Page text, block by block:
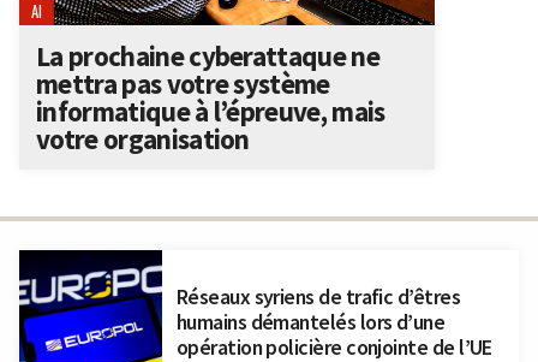
Réseaux syriens de trafic d’êtres
humains démantelés lors d’une
opération policière conjointe de l’UE
AI
La prochaine cyberattaque ne
mettra pas votre système
informatique à l’épreuve, mais
votre organisation